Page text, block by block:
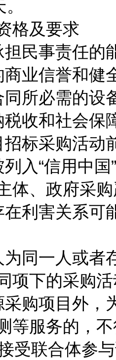
格及要求
民事责任的
业信誉和健
所必需的设
收和社会保
标采购活动
入“信用中
体、政府采
利害关系可
同一人或者
项下的采购
购项目外，
等服务的，
受联合体参